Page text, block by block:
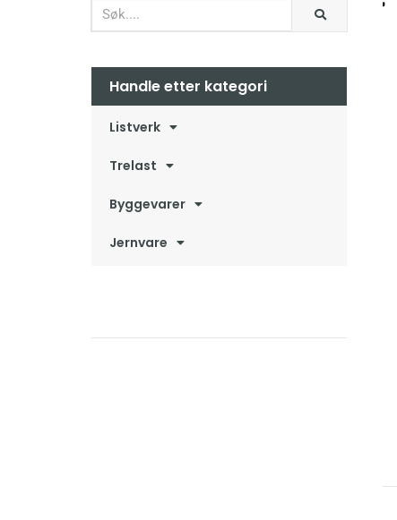
Handle etter kategori
Listverk
Trelast
Byggevarer
Jernvare